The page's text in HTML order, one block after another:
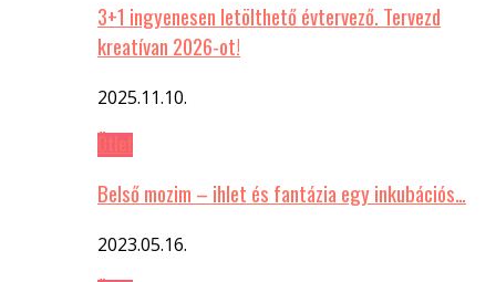
3+1 ingyenesen letölthető évtervező. Tervezd
kreatívan 2026-ot!
2025.11.10.
Belső mozim – ihlet és fantázia egy inkubációs…
2023.05.16.